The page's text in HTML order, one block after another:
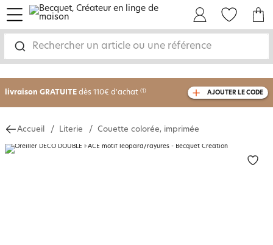
Rechercher un article ou une référence
menu
-30% sur votre commandedès 2 articles
livraison GRATUITE dès 110€ d'achat (1) AJOUTER LE CODE
Accueil Literie Couette colorée, imprimée